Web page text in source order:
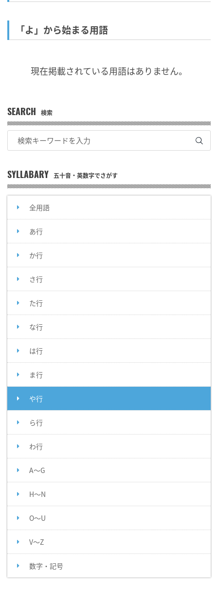
SEARCH 検索
SYLLABARY 五十音・英数字でさがす
全用語
あ行
か行
さ行
た行
な行
は行
ま行
や行
ら行
わ行
A～G
H～N
O～U
V～Z
数字・記号
「よ」から始まる用語
現在掲載されている用語はありません。